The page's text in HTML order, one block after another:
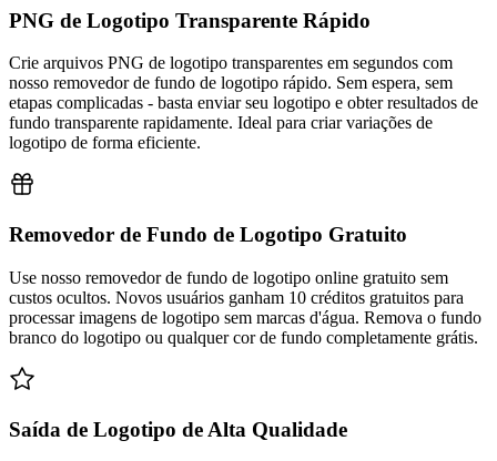
PNG de Logotipo Transparente Rápido
Crie arquivos PNG de logotipo transparentes em segundos com
nosso removedor de fundo de logotipo rápido. Sem espera, sem
etapas complicadas - basta enviar seu logotipo e obter resultados de
fundo transparente rapidamente. Ideal para criar variações de
logotipo de forma eficiente.
Removedor de Fundo de Logotipo Gratuito
Use nosso removedor de fundo de logotipo online gratuito sem
custos ocultos. Novos usuários ganham 10 créditos gratuitos para
processar imagens de logotipo sem marcas d'água. Remova o fundo
branco do logotipo ou qualquer cor de fundo completamente grátis.
Saída de Logotipo de Alta Qualidade